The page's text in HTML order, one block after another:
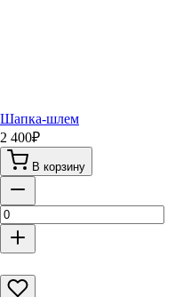
Шапка-шлем
2 400₽
В корзину